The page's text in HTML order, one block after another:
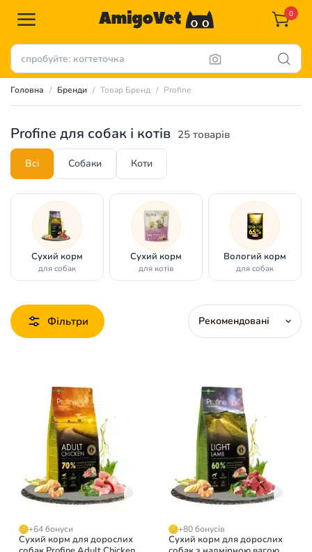
0
Головна Бренди Товар Бренд Profine
Profine для собак і котів 25 товарів
Всі Собаки Коти
Сухий корм
для собак
Сухий корм
для котів
Вологий корм
для собак
Фільтри
+64 бонуси
Сухий корм для дорослих
+80 бонусів
Сухий корм для дорослих